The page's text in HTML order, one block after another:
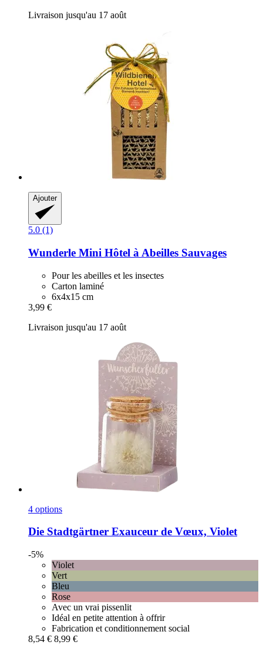
Livraison jusqu'au 17 août
Ajouter
5.0 (1)
Wunderle Mini Hôtel à Abeilles Sauvages
Pour les abeilles et les insectes
Carton laminé
6x4x15 cm
3,99 €
Livraison jusqu'au 17 août
4 options
Die Stadtgärtner Exauceur de Vœux, Violet
-5%
Violet
Vert
Bleu
Rose
Avec un vrai pissenlit
Idéal en petite attention à offrir
Fabrication et conditionnement social
8,54 € 8,99 €